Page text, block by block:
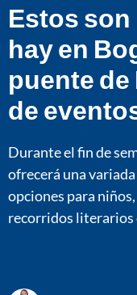
Estos
hay en
puente
de
Durante el fin de
ofrecerá una
opciones para
recorridos literarios